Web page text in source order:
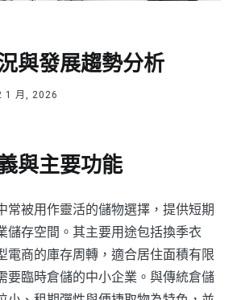
與發展趨勢分析
1 月, 2026
與主要功能
常被用作靈活的儲物選擇，提供短期
儲存空間。其主要用途包括換季衣
電商的庫存周轉，適合居住面積有限
要臨時倉儲的中小企業。與傳統倉儲